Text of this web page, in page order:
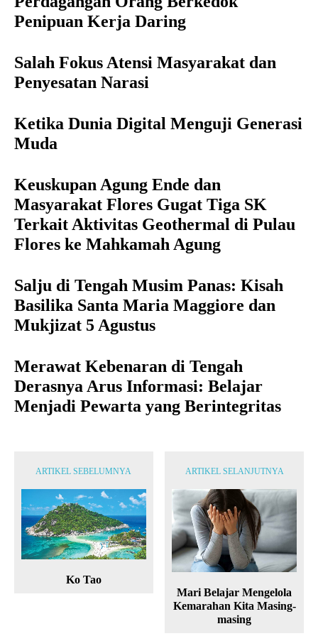
Penipuan Kerja Daring
Salah Fokus Atensi Masyarakat dan
Penyesatan Narasi
Ketika Dunia Digital Menguji Generasi
Muda
Keuskupan Agung Ende dan
Masyarakat Flores Gugat Tiga SK
Terkait Aktivitas Geothermal di Pulau
Flores ke Mahkamah Agung
Salju di Tengah Musim Panas: Kisah
Basilika Santa Maria Maggiore dan
Mukjizat 5 Agustus
Merawat Kebenaran di Tengah
Derasnya Arus Informasi: Belajar
Menjadi Pewarta yang Berintegritas
ARTIKEL SEBELUMNYA
Ko Tao
ARTIKEL SELANJUTNYA
Mari Belajar Mengelola
Kemarahan Kita Masing-
masing